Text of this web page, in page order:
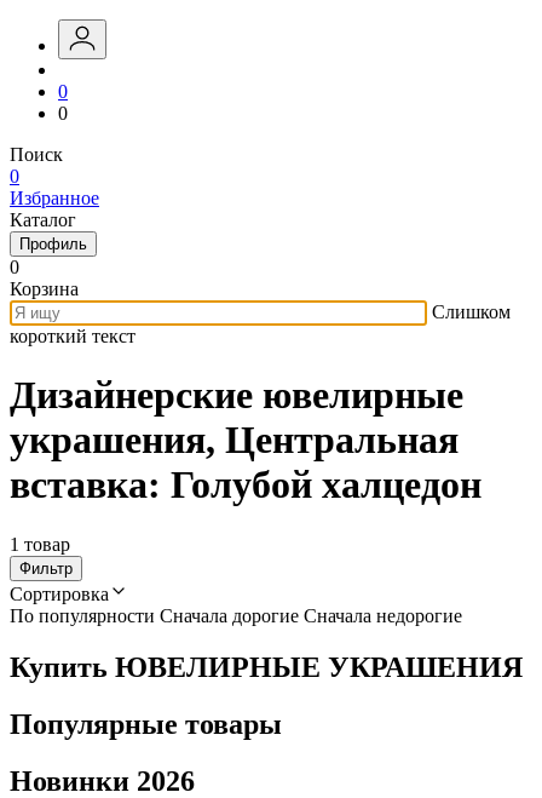
0
0
Поиск
0
Избранное
Каталог
Профиль
0
Корзина
Слишком
короткий текст
Дизайнерские ювелирные
украшения, Центральная
вставка: Голубой халцедон
1 товар
Фильтр
Сортировка
По популярности Сначала дорогие Сначала недорогие
Купить ЮВЕЛИРНЫЕ УКРАШЕНИЯ
Популярные товары
Новинки 2026